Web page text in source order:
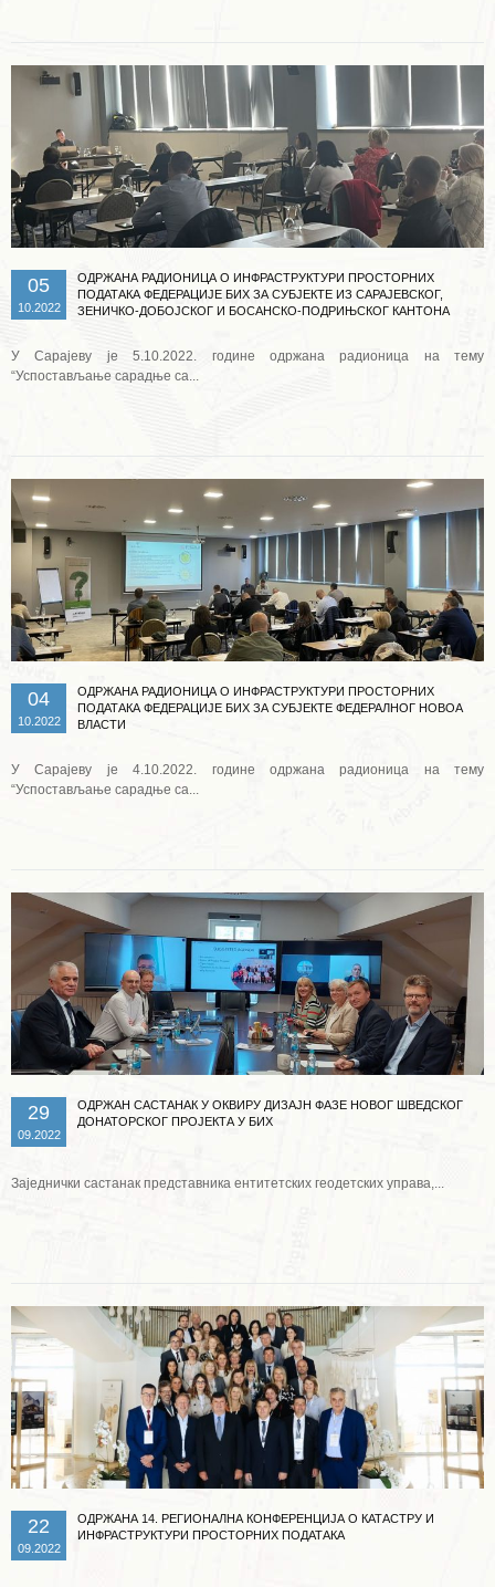
05
10.2022
ОДРЖАНА РАДИОНИЦА О ИНФРАСТРУКТУРИ ПРОСТОРНИХ
ПОДАТАКА ФЕДЕРАЦИЈЕ БИХ ЗА СУБЈЕКТЕ ИЗ САРАЈЕВСКОГ,
ЗЕНИЧКО-ДОБОЈСКОГ И БОСАНСКО-ПОДРИЊСКОГ КАНТОНА
У Сарајеву је 5.10.2022. године одржана радионица на тему
“Успостављање сарадње са...
04
10.2022
ОДРЖАНА РАДИОНИЦА О ИНФРАСТРУКТУРИ ПРОСТОРНИХ
ПОДАТАКА ФЕДЕРАЦИЈЕ БИХ ЗА СУБЈЕКТЕ ФЕДЕРАЛНОГ НОВОА
ВЛАСТИ
У Сарајеву је 4.10.2022. године одржана радионица на тему
“Успостављање сарадње са...
29
09.2022
ОДРЖАН САСТАНАК У ОКВИРУ ДИЗАЈН ФАЗЕ НОВОГ ШВЕДСКОГ
ДОНАТОРСКОГ ПРОЈЕКТА У БИХ
Заједнички састанак представника ентитетских геодетских управа,...
22
09.2022
ОДРЖАНА 14. РЕГИОНАЛНА КОНФЕРЕНЦИЈА О КАТАСТРУ И
ИНФРАСТРУКТУРИ ПРОСТОРНИХ ПОДАТАКА